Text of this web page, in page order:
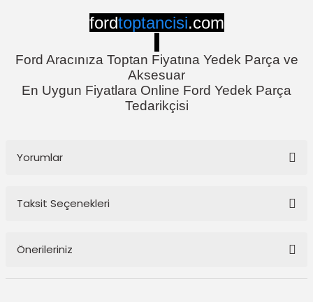
fordtoptancisi.com
Ford Aracınıza Toptan Fiyatına Yedek Parça ve
Aksesuar
En Uygun Fiyatlara Online Ford Yedek Parça
Tedarikçisi
Yorumlar
Taksit Seçenekleri
Önerileriniz